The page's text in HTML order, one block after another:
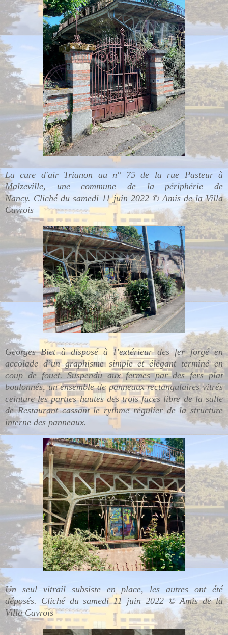
La cure d'air Trianon au n° 75 de la rue Pasteur à
Malzeville, une commune de la périphérie de
Nancy. Cliché du samedi 11 juin 2022 © Amis de la Villa
Cavrois
Georges Biet à disposé à l’extérieur des fer forgé en
accolade d’un graphisme simple et élégant terminé en
coup de fouet.Suspendu aux fermes par des fers plat
boulonnés, un ensemble de panneaux rectangulaires vitrés
ceinture les parties hautes des trois faces libre de la salle
de Restaurant cassant le rythme régulier de la structure
interne des panneaux.
Un seul vitrail subsiste en place, les autres ont été
déposés. Cliché du samedi 11 juin 2022 © Amis de la
Villa Cavrois